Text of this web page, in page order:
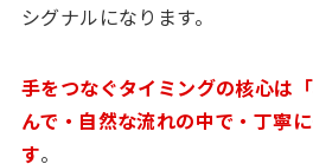
シグナルになります。
手をつなぐタイミングの核心は
んで・自然な流れの中で・丁寧
す。